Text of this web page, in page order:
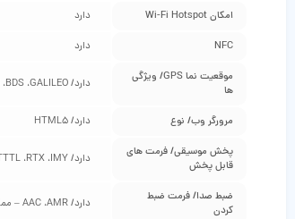
امکان Wi-Fi Hotspot دارد
NFC دارد
موقعیت‌ نما GPS/ ویژگی‌
ها
دارد/ dual-band A-GPS ،GLONASS ،BDS ،GALILEO
مرورگر وب/ نوع دارد/ HTML5
پخش موسیقی/ فرمت‌ های
قابل پخش
دارد/ AAC ،AAC+ ،eAAC+ ،AMR ،MID ،WMA ،OTA ،PCM ،OGG ،FLAC ،XMF ،MXMF ،RTTTL ،RTX ،IMY – ممکن است برخی از فرمت‌ ها جهت پخش نیاز به نصب نرم‌ افزار مخصوص به خود را داشته باشند
ضبط صدا/ فرمت ضبط
کردن
دارد/ AAC ،AMR – ممکن است برخی از فرمت‌ ها جهت پخش نیاز به نصب نرم‌ افزار مخصوص به خود را داشته باشند